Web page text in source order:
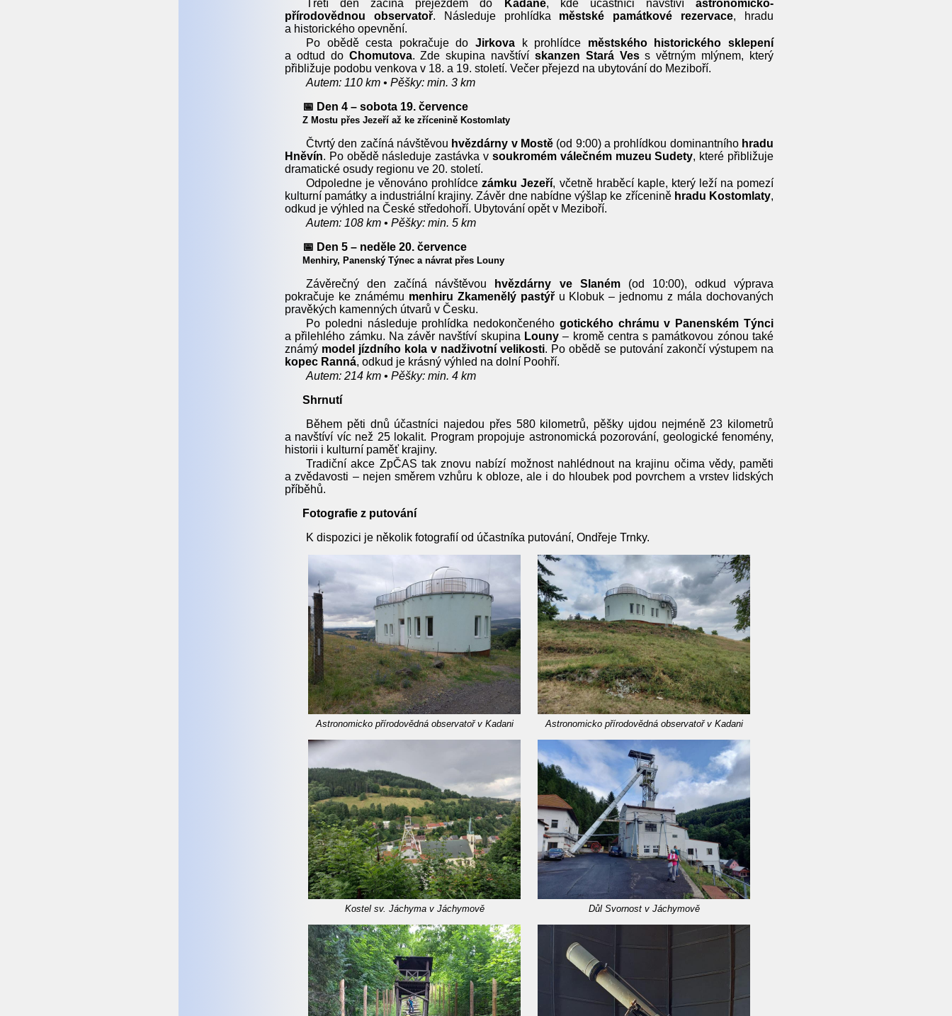
Třetí den začíná přejezdem do Kadaně, kde účastníci navštívíastronomicko-
přírodovědnou observatoř. Následuje prohlídka městské památkové rezervace, hradu
a historického opevnění.
Po obědě cesta pokračuje do Jirkova k prohlídce městského historického sklepení
a odtud do Chomutova. Zde skupina navštíví skanzen Stará Vess větrným mlýnem, který
přibližuje podobu venkova v 18. a 19. století. Večer přejezd na ubytování do Meziboří.
Autem: 110 km • Pěšky: min. 3 km
📅 Den 4 – sobota 19. července
Z Mostu přes Jezeří až ke zřícenině Kostomlaty
Čtvrtý den začíná návštěvou hvězdárny v Mostě (od 9:00) a prohlídkou dominantního hradu
Hněvín. Po obědě následuje zastávka v soukromém válečném muzeu Sudety, které přibližuje
dramatické osudy regionu ve 20. století.
Odpoledne je věnováno prohlídcezámku Jezeří, včetně hraběcí kaple, který leží na pomezí
kulturní památky a industriální krajiny. Závěr dne nabídne výšlap ke zřícenině hradu Kostomlaty,
odkud je výhled na České středohoří. Ubytování opět v Meziboří.
Autem: 108 km • Pěšky: min. 5 km
📅 Den 5 – neděle 20. července
Menhiry, Panenský Týnec a návrat přes Louny
Závěrečný den začíná návštěvou hvězdárny ve Slaném(od 10:00), odkud výprava
pokračuje ke známému menhiru Zkamenělý pastýřu Klobuk – jednomu z mála dochovaných
pravěkých kamenných útvarů v Česku.
Po poledni následuje prohlídka nedokončeného gotického chrámu v Panenském Týnci
a přilehlého zámku. Na závěr navštíví skupina Louny – kromě centra s památkovou zónou také
známý model jízdního kola v nadživotní velikosti. Po obědě se putování zakončí výstupem na
kopec Ranná, odkud je krásný výhled na dolní Poohří.
Autem: 214 km • Pěšky: min. 4 km
Shrnutí
Během pěti dnů účastníci najedou přes 580 kilometrů, pěšky ujdou nejméně 23 kilometrů
a navštíví víc než 25 lokalit. Program propojuje astronomická pozorování, geologické fenomény,
historii i kulturní paměť krajiny.
Tradiční akce ZpČAS tak znovu nabízí možnost nahlédnout na krajinu očima vědy, paměti
a zvědavosti – nejen směrem vzhůru k obloze, ale i do hloubek pod povrchem a vrstev lidských
příběhů.
Fotografie z putování
K dispozici je několik fotografií od účastníka putování, Ondřeje Trnky.
Astronomicko přírodovědná observatoř v Kadani Astronomicko přírodovědná observatoř v Kadani
Kostel sv. Jáchyma v Jáchymově Důl Svornost v Jáchymově